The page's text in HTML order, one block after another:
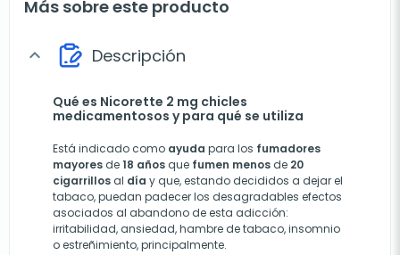
Más sobre este producto
expand_more Descripción
Qué es Nicorette 2 mg chicles
medicamentosos y para qué se utiliza
Está indicado como ayuda para los fumadores
mayores de18 años que fumen menos de 20
cigarrillos al día y que, estando decididos a dejar el
tabaco, puedan padecer los desagradables efectos
asociados al abandono de esta adicción:
irritabilidad, ansiedad, hambre de tabaco, insomnio
o estreñimiento, principalmente.